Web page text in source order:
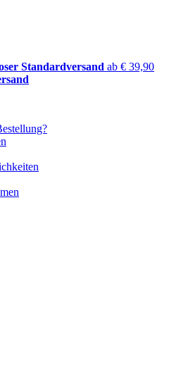
Standardversand ab € 39,90